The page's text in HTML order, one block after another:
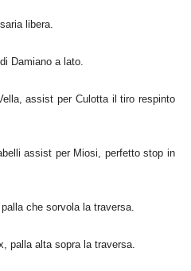
libera.
Damiano a lato.
assist per Culotta il tiro respinto
assist per Miosi, perfetto stop in
che sorvola la traversa.
palla alta sopra la traversa.